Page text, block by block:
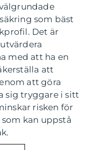
som bäst
Det är
med att ha en
att
att göra
sig tryggare i sitt
risken för
kan uppstå